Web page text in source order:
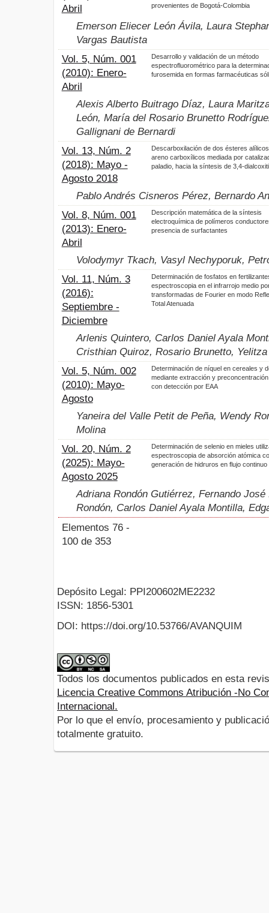
Abril
provenientes de Bogotá-Colombia
Emerson Eliecer León Ávila, Laura
Vargas Bautista
Vol. 5, Núm. 001
(2010): Enero-
Abril
Desarrollo y validación de un método
espectrofluorométrico para la
furosemida en formas farmacéuticas
Alexis Alberto Buitrago Díaz, Laura
León, María del Rosario Brunetto
Gallignani de Bernardi
Vol. 13, Núm. 2
(2018): Mayo -
Agosto 2018
Descarboxilación de dos ésteres
areno carboxílicos mediada por
paladio, hacia la síntesis de 3,4-
Pablo Andrés Cisneros Pérez, Bernardo
Vol. 8, Núm. 001
(2013): Enero-
Abril
Descripción matemática de la síntesis
electroquímica de polímeros
presencia de surfactantes
Volodymyr Tkach, Vasyl Nechyporuk,
Vol. 11, Núm. 3
(2016):
Septiembre -
Diciembre
Determinación de fosfatos en
espectroscopia en el infrarrojo medio
transformadas de Fourier en modo
Total Atenuada
Arlenis Quintero, Carlos Daniel Ayala
Cristhian Quiroz, Rosario Brunetto,
Vol. 5, Núm. 002
(2010): Mayo-
Agosto
Determinación de níquel en cereales y
mediante extracción y
con detección por EAA
Yaneira del Valle Petit de Peña, Wendy
Molina
Vol. 20, Núm. 2
(2025): Mayo-
Agosto 2025
Determinación de selenio en mieles
espectroscopia de absorción atómica
generación de hidruros en flujo continuo
Adriana Rondón Gutiérrez, Fernando
Rondón, Carlos Daniel Ayala Montilla,
Elementos 76 -
100 de 353
Depósito Legal: PPI200602ME2232
ISSN: 1856-5301
DOI: https://doi.org/10.53766/AVANQUIM
Todos los documentos publicados en esta
Licencia Creative Commons Atribución -No
Internacional.
Por lo que el envío, procesamiento y
totalmente gratuito.